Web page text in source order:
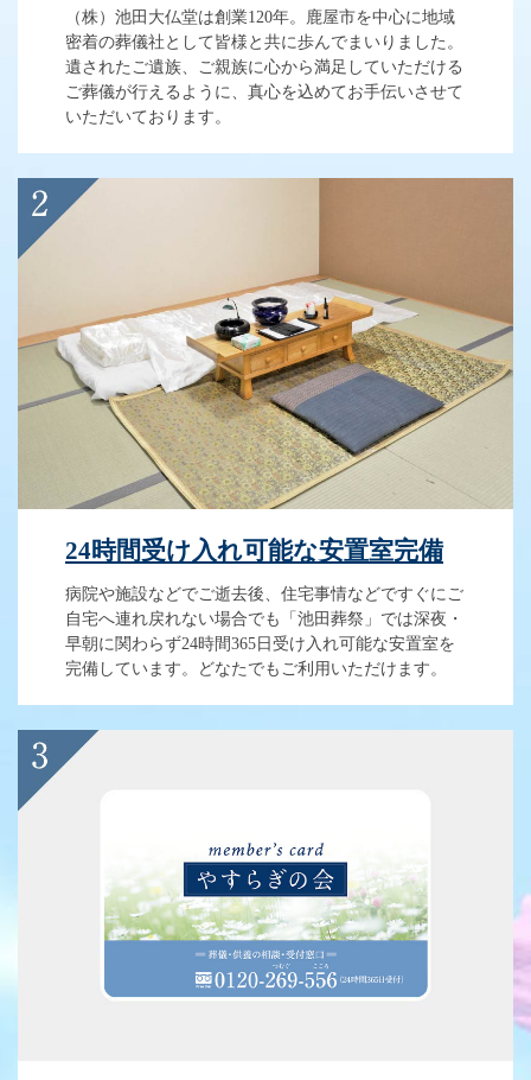
（株）池田大仏堂は創業120年。鹿屋市を中心に地域
密着の葬儀社として皆様と共に歩んでまいりました。
遺されたご遺族、ご親族に心から満足していただける
ご葬儀が行えるように、真心を込めてお手伝いさせて
いただいております。
24時間受け入れ可能な安置室完備
病院や施設などでご逝去後、住宅事情などですぐにご
自宅へ連れ戻れない場合でも「池田葬祭」では深夜・
早朝に関わらず24時間365日受け入れ可能な安置室を
完備しています。どなたでもご利用いただけます。